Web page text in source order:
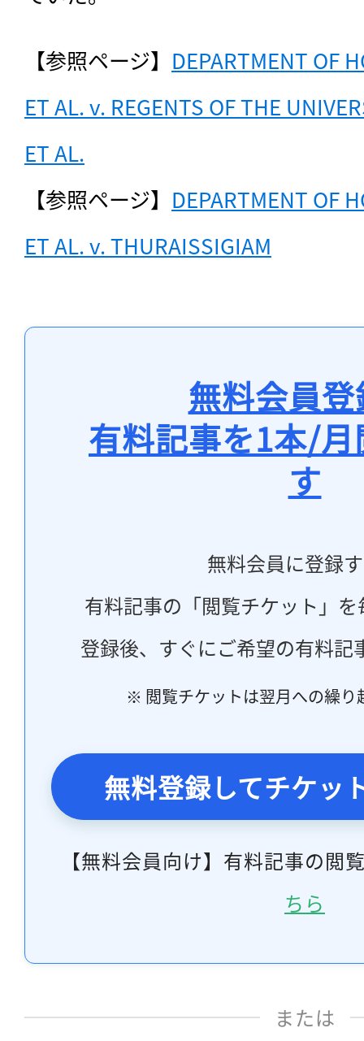
【参照ページ】 DEPARTMENT OF
ET AL. v. REGENTS OF THE
ET AL.
【参照ページ】 DEPARTMENT OF
ET AL. v. THURAISSIGIAM
無料会員
有料記事を1本/
す
無料会員に登録
有料記事の「閲覧チケット」
登録後、すぐにご希望の有料記
※ 閲覧チケットは翌月への繰り
無料登録してチケッ
【無料会員向け】有料記事の閲
ちら
または